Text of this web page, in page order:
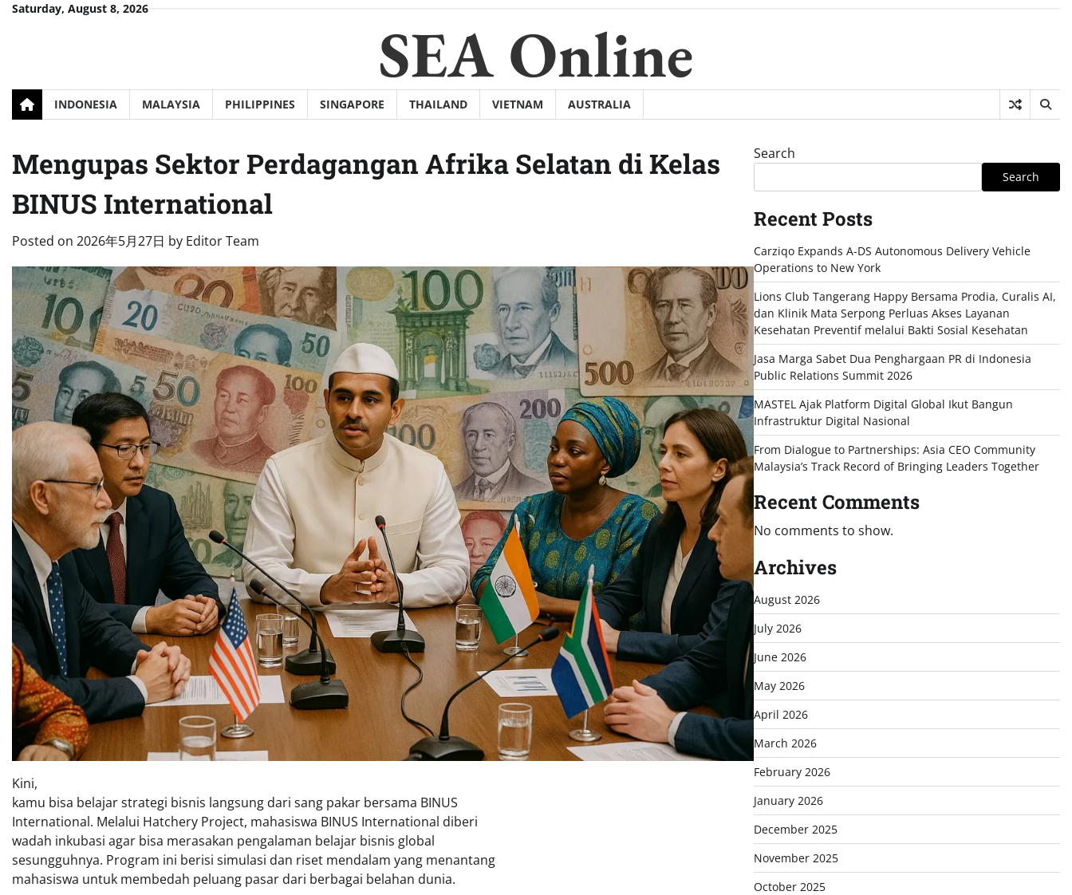
SkipSaturday, August 8, 2026
SEA Online
INDONESIA MALAYSIA PHILIPPINES SINGAPORE THAILAND VIETNAM AUSTRALIA
Mengupas Sektor Perdagangan Afrika Selatan di Kelas
BINUS International
Posted on 2026年5月27日 by Editor Team
Kini,
kamu bisa belajar strategi bisnis langsung dari sang pakar bersama BINUS
International. Melalui Hatchery Project, mahasiswa BINUS International diberi
wadah inkubasi agar bisa merasakan pengalaman belajar bisnis global
sesungguhnya. Program ini berisi simulasi dan riset mendalam yang menantang
mahasiswa untuk membedah peluang pasar dari berbagai belahan dunia.
Search
Search
Recent Posts
Carziqo Expands A-DS Autonomous Delivery Vehicle
Operations to New York
Lions Club Tangerang Happy Bersama Prodia, Curalis AI,
dan Klinik Mata Serpong Perluas Akses Layanan
Kesehatan Preventif melalui Bakti Sosial Kesehatan
Jasa Marga Sabet Dua Penghargaan PR di Indonesia
Public Relations Summit 2026
MASTEL Ajak Platform Digital Global Ikut Bangun
Infrastruktur Digital Nasional
From Dialogue to Partnerships: Asia CEO Community
Malaysia’s Track Record of Bringing Leaders Together
Recent Comments
No comments to show.
Archives
August 2026
July 2026
June 2026
May 2026
April 2026
March 2026
February 2026
January 2026
December 2025
November 2025
October 2025